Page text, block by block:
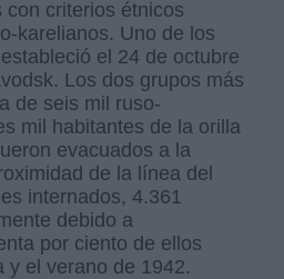
con criterios étnicos
karelianos. Uno de los
el 24 de octubre
Los dos grupos más
de seis mil ruso-
mil habitantes de la orilla
evacuados a la
de la línea del
internados, 4.361
debido a
por ciento de ellos
y el verano de 1942.